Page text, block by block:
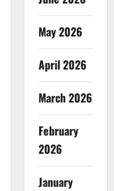
May 2026
April 2026
March 2026
February
2026
January